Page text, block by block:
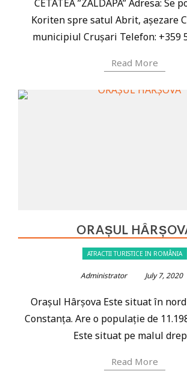
CETATEA ”ZALDAPA” Adresa: Se
Koriten spre satul Abrit, așezare
municipiul Crușari Telefon: +359
Read More
ORAȘUL
ATRACTII TURISTICE IN ROMÂNIA
Administrator July 7, 2020
Orașul Hârșova Este situat în
Constanța. Are o populație de
Este situat pe malul
Read More